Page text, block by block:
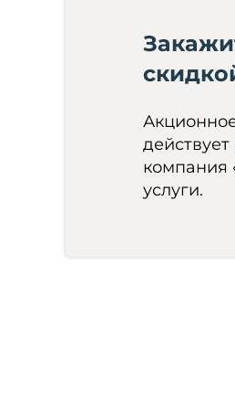
действует
компания
услуги.